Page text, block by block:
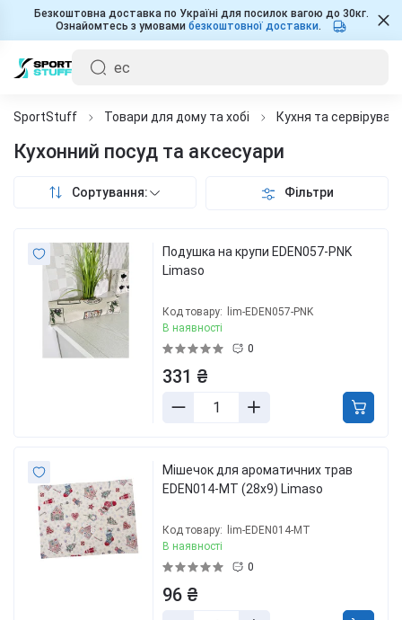
Безкоштовна доставка по Україні для посилок вагою до 30кг.
Ознайомтесь з умовами безкоштовної доставки.
SportStuff Товари для дому та хобі Кухня та
Кухонний посуд та аксесуари
Сортування: Фільтри
Подушка на крупи EDEN057-PNK
Limaso
Код товару:
lim-EDEN057-PNK
В наявності
0
331 ₴
Мішечок для ароматичних трав
EDEN014-MT (28x9) Limaso
Код товару:
lim-EDEN014-MT
В наявності
0
96 ₴